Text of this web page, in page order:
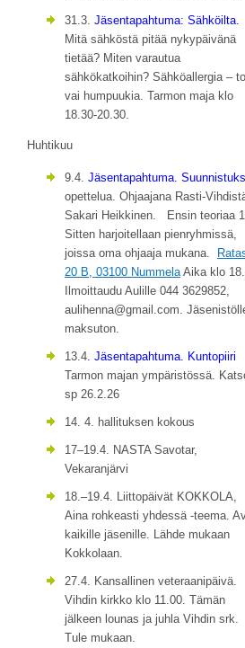
31.3. Jäsentapahtuma: Sähköilta.
Mitä sähköstä pitää nykypäivänä
tietää? Miten varautua
sähkökatkoihin? Sähköallergia –
vai humpuukia. Tarmon maja klo
18.30-20.30.
Huhtikuu
9.4. Jäsentapahtuma.
opettelua. Ohjaajana Rasti-
Sakari Heikkinen. Ensin teoriaa
Sitten harjoitellaan pienryhmissä,
joissa oma ohjaaja mukana.
20 B, 03100 NummelaAika klo
Ilmoittaudu Aulille 044 3629852,
aulihenna@gmail.com.
maksuton.
13.4. Jäsentapahtuma. Kuntopiiri
Tarmon majan ympäristössä.
sp 26.2.26
14. 4. hallituksen kokous
17–19.4. NASTA Savotar,
Vekaranjärvi
18.–19.4. Liittopäivät KOKKOLA,
Aina rohkeasti yhdessä -teema.
kaikille jäsenille. Lähde mukaan
Kokkolaan.
27.4. Kansallinen veteraanipäivä.
Vihdin kirkko klo 11.00. Tämän
jälkeen lounas ja juhla Vihdin srk.
Tule mukaan.